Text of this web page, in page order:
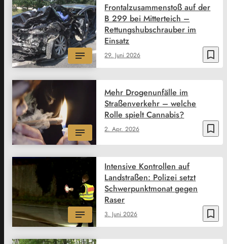
bookmark_border
29. Juni 2026
Frontalzusammenstoß auf der
B 299 bei Mitterteich –
Rettungshubschrauber im
Einsatz
bookmark_border
2. Apr. 2026
Mehr Drogenunfälle im
Straßenverkehr – welche
Rolle spielt Cannabis?
bookmark_border
3. Juni 2026
Intensive Kontrollen auf
Landstraßen: Polizei setzt
Schwerpunktmonat gegen
Raser